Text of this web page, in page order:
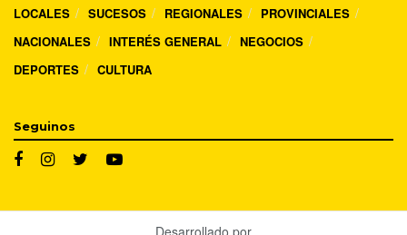
LOCALES SUCESOS REGIONALES
PROVINCIALES
NACIONALES
INTERÉS GENERAL
NEGOCIOS
DEPORTES
CULTURA
Seguinos